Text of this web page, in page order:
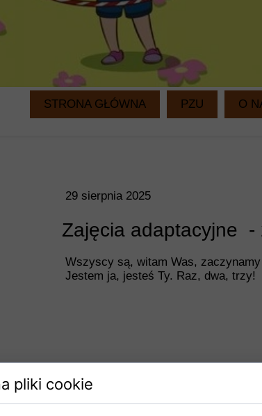
29 sierpnia 2025
Zajęcia adaptacyjne -
Wszyscy są, witam Was,
Jestem ja, jesteś Ty. Raz, dwa, trzy!
STRONA GŁÓWNA PZU O
pliki cookie